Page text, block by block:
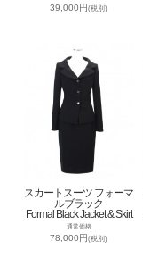
39,000円(税別)
スカートスーツ フォーマ
ルブラック
Formal Black Jacket & Skirt
通常価格
78,000円(税別)